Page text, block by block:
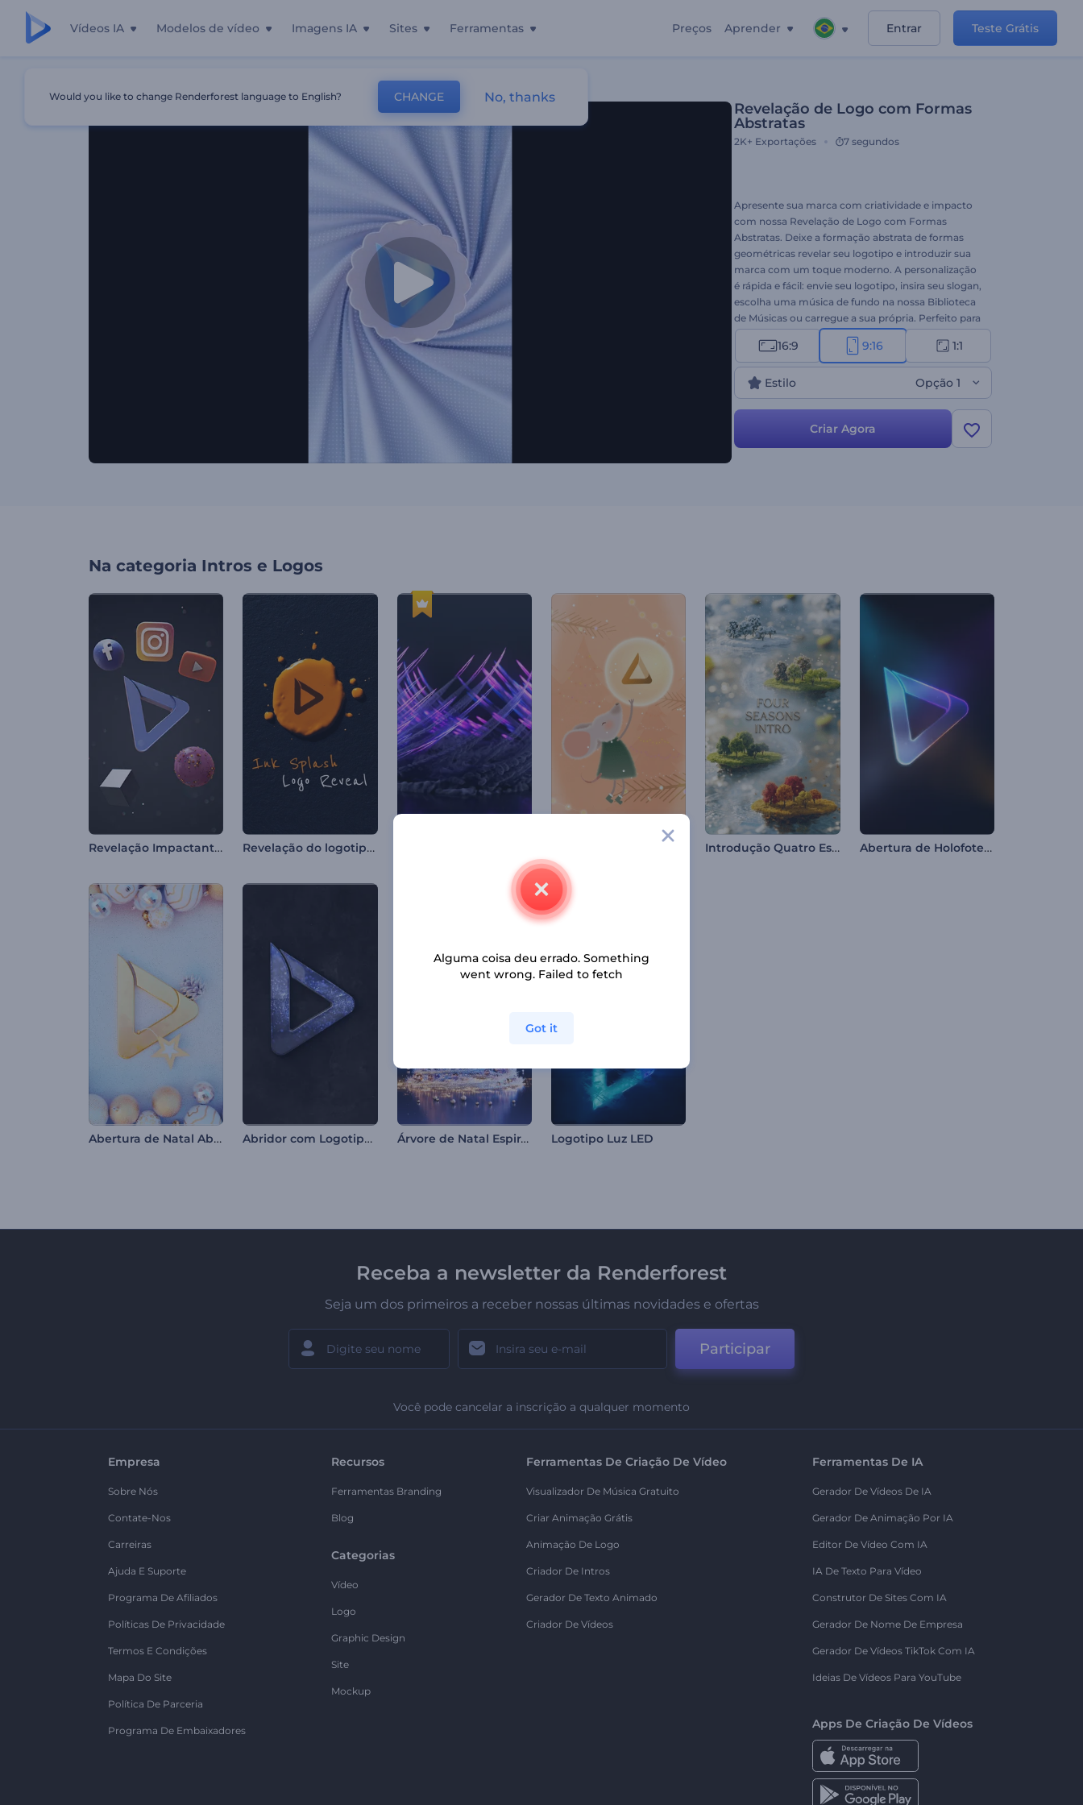
Vídeos IA Modelos de vídeo Imagens IA Sites Ferramentas Preços Aprender Entrar Teste Grátis
Revelação De Logo Com Formas Abstratas
Revelação de Logo com Formas
Abstratas
2K+ Exportações 7 segundos
Apresente sua marca com criatividade e impacto
com nossa Revelação de Logo com Formas
Abstratas. Deixe a formação abstrata de formas
geométricas revelar seu logotipo e introduzir sua
marca com um toque moderno. A personalização
é rápida e fácil: envie seu logotipo, insira seu slogan,
escolha uma música de fundo na nossa Biblioteca
de Músicas ou carregue a sua própria. Perfeito para
marcas modernas, criativas ou orientadas para
tecnologia que desejam destacar sua identidade
única. Comece a criar agora!
16:9 9:16 1:1
Estilo Opção 1
Criar Agora
Na categoria Intros e Logos
Revelação Impactante de Logotipo Revelação do logotipo com respingos de tinta Introdução Quatro Estações Abertura de Holofotes de Neon
Abertura de Natal Abençoado Abridor com Logotipo Multicor Árvore de Natal Espiral Mágica Logotipo Luz LED
Receba a newsletter da Renderforest
Seja um dos primeiros a receber nossas últimas novidades e ofertas
Participar
Você pode cancelar a inscrição a qualquer momento
Empresa
Sobre Nós
Contate-Nos
Carreiras
Ajuda E Suporte
Programa De Afiliados
Políticas De Privacidade
Termos E Condições
Mapa Do Site
Política De Parceria
Programa De Embaixadores
Recursos
Ferramentas Branding
Blog
Categorias
Vídeo
Logo
Graphic Design
Site
Mockup
Ferramentas De Criação De Vídeo
Visualizador De Música Gratuito
Criar Animação Grátis
Animação De Logo
Criador De Intros
Gerador De Texto Animado
Criador De Vídeos
Ferramentas De IA
Gerador De Vídeos De IA
Gerador De Animação Por IA
Editor De Vídeo Com IA
IA De Texto Para Vídeo
Construtor De Sites Com IA
Gerador De Nome De Empresa
Gerador De Vídeos TikTok Com IA
Ideias De Vídeos Para YouTube
Apps De Criação De Vídeos
Would you like to change Renderforest language to English? CHANGE No, thanks
Alguma coisa deu errado. Something
went wrong. Failed to fetch
Got it